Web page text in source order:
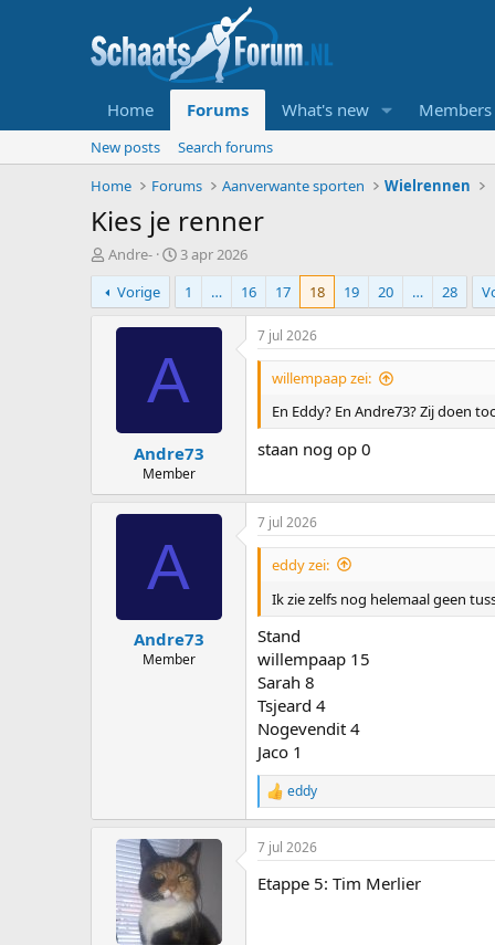
Home Forums What's new Members
New posts
Search forums
Home
Forums Aanverwante sporten Wielrennen
Kies je renner
T
o
p
i
Andre-
S
t
a
r
t
a
t
m
3 apr 2026
Vorige
1 … 16 17 18 19 20 … 28
A
Andre73
Member
7 jul 2026
willempaap zei:
En Eddy? En Andre73? Zij doen
staan nog op 0
A
Andre73
Member
7 jul 2026
eddy zei:
Ik zie zelfs nog helemaal geen
Stand
willempaap 15
Sarah 8
Tsjeard 4
Nogevendit 4
Jaco 1
R
e
a
c
i
eddy
7 jul 2026
Etappe 5: Tim Merlier